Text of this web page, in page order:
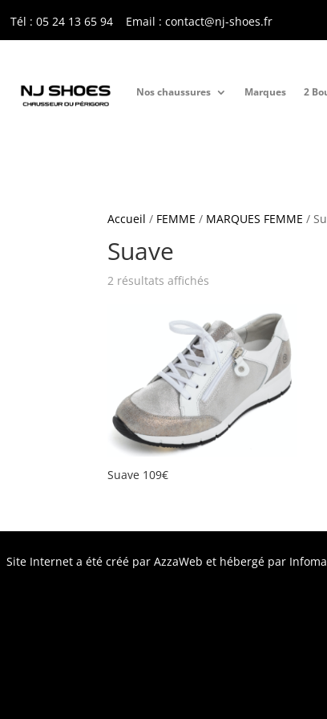
Tél : 05 24 13 65 94 Email : contact@nj-shoes.fr
Nos chaussures Marques 2
Accueil / FEMME / MARQUES FEMME /
Suave
2 résultats affichés
récent
au
plus
ancien
Suave 109€
Site Internet a été créé par AzzaWeb et hébergé par